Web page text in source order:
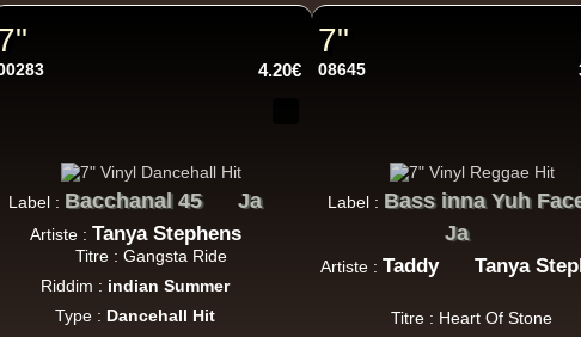
Lyrical Benjie
Roots And Culture - Crush Down Fascism
Fr
Satan Go Away - Give Thanks And Praises
4.20€
Label : Bacchanal 45 Ja
Artiste : Tanya Stephens
Titre : Gangsta Ride
Riddim : indian Summer
Type : Dancehall Hit
7"
08645
Label : Bass inna Yuh
Ja
Artiste : Taddy Tanya
Titre : Heart Of Stone